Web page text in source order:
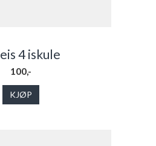
4 iskule
100,-
KJØP